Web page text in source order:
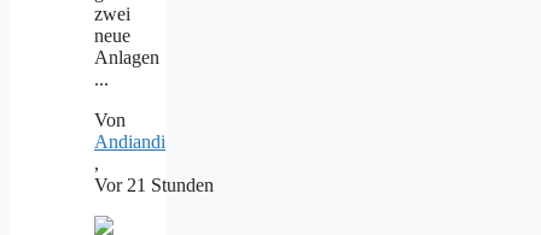
zwei
neue
Anlagen
...
Von
Andiandi
,
Vor 21 Stunden